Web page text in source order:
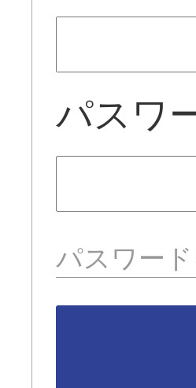
パスワ
パスワー